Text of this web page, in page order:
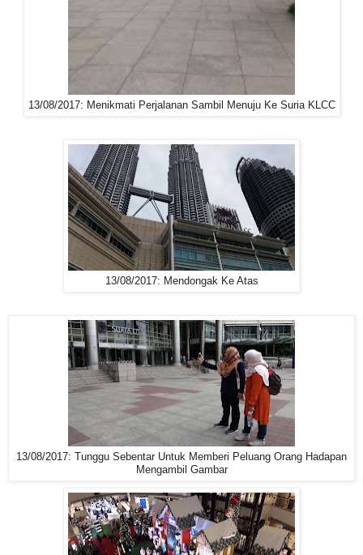
13/08/2017: Menikmati Perjalanan Sambil Menuju Ke Suria KLCC
13/08/2017: Mendongak Ke Atas
13/08/2017: Tunggu Sebentar Untuk Memberi Peluang Orang Hadapan
Mengambil Gambar